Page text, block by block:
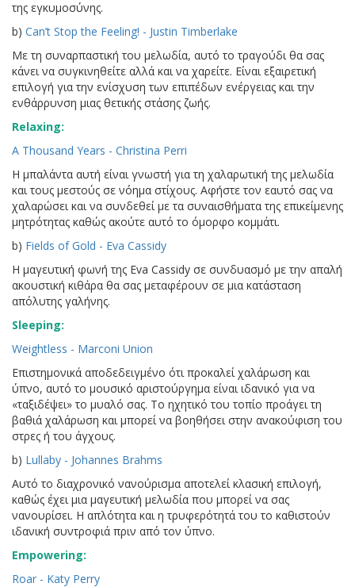
της εγκυμοσύνης.
b) Can’t Stop the Feeling! - Justin Timberlake
Με τη συναρπαστική του μελωδία, αυτό το τραγούδι θα σας
κάνει να συγκινηθείτε αλλά και να χαρείτε. Είναι εξαιρετική
επιλογή για την ενίσχυση των επιπέδων ενέργειας και την
ενθάρρυνση μιας θετικής στάσης ζωής.
Relaxing:
A Thousand Years - Christina Perri
Η μπαλάντα αυτή είναι γνωστή για τη χαλαρωτική της μελωδία
και τους μεστούς σε νόημα στίχους. Αφήστε τον εαυτό σας να
χαλαρώσει και να συνδεθεί με τα συναισθήματα της επικείμενης
μητρότητας καθώς ακούτε αυτό το όμορφο κομμάτι.
b) Fields of Gold - Eva Cassidy
Η μαγευτική φωνή της Eva Cassidy σε συνδυασμό με την απαλή
ακουστική κιθάρα θα σας μεταφέρουν σε μια κατάσταση
απόλυτης γαλήνης.
Sleeping:
Weightless - Marconi Union
Επιστημονικά αποδεδειγμένο ότι προκαλεί χαλάρωση και
ύπνο, αυτό το μουσικό αριστούργημα είναι ιδανικό για να
«ταξιδέψει» το μυαλό σας. Το ηχητικό του τοπίο προάγει τη
βαθιά χαλάρωση και μπορεί να βοηθήσει στην ανακούφιση του
στρες ή του άγχους.
b) Lullaby - Johannes Brahms
Αυτό το διαχρονικό νανούρισμα αποτελεί κλασική επιλογή,
καθώς έχει μια μαγευτική μελωδία που μπορεί να σας
νανουρίσει. Η απλότητα και η τρυφερότητά του το καθιστούν
ιδανική συντροφιά πριν από τον ύπνο.
Empowering:
Roar - Katy Perry